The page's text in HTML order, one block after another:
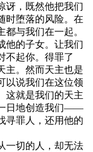
讶，既然他把我们
时堕落的风险。在
与我们在一起。
他的子女。让我们
不起你。得罪了
主。然而天主也是
以说我们在这位领
这就是我们的天主
日地创造我们——
寻罪人，还用他的
一切的人，却无法